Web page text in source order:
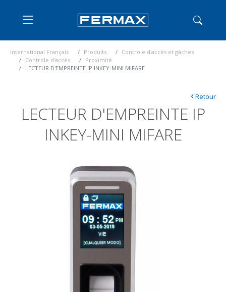
International Français Produits
Controle d'accès et gâches
Controle d'accès
Proximité
LECTEUR D'EMPREINTE IP INKEY-MINI MIFARE
LECTEUR D'EMPREINTE IP
INKEY-MINI MIFARE
‹Retour